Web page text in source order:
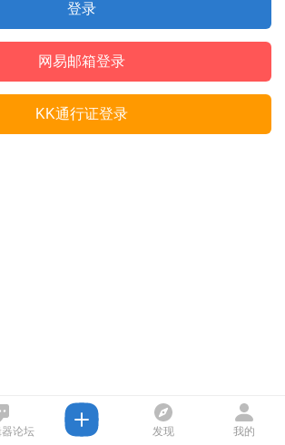
登录
网易邮箱登录
KK通行证登录
论坛 发现 我的